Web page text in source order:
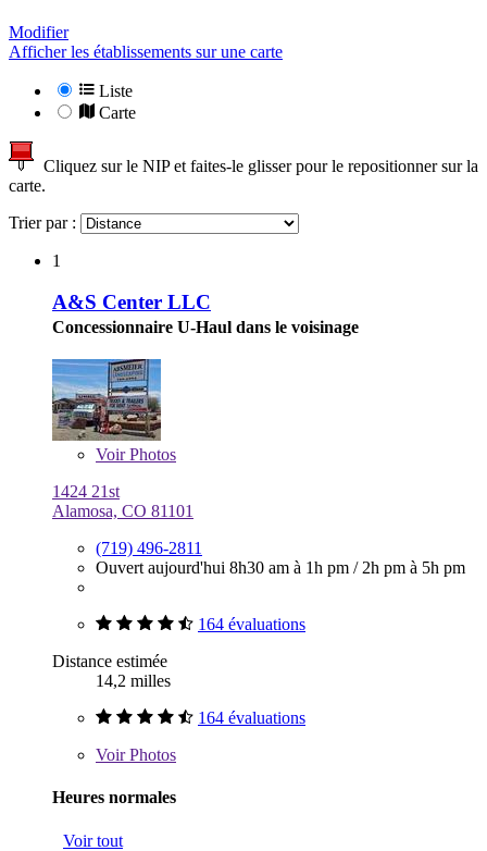
Modifier
Afficher les établissements sur une carte
Liste
Carte
Cliquez sur le NIP et faites-le glisser pour le repositionner sur la
carte.
Trier par :
1
A&S Center LLC
Concessionnaire U-Haul dans le voisinage
VoirPhotos
1424 21st
Alamosa, CO 81101
(719) 496-2811
Ouvert aujourd'hui 8h30 am à 1h pm / 2h pm à 5h pm
164 évaluations
Distance estimée
14,2 milles
164 évaluations
VoirPhotos
Heures normales
Voir tout